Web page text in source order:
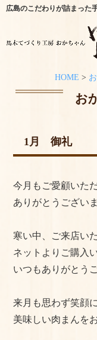
オンラ
オンラ
おかち
手作り
広島のこだわりが詰まった
HOME >
お
1月 御礼
今月もご愛顧いた
ありがとうござい
寒い中、ご来店い
ネットよりご購入
いつもありがとう
来月も思わず笑顔
美味しい肉まんを